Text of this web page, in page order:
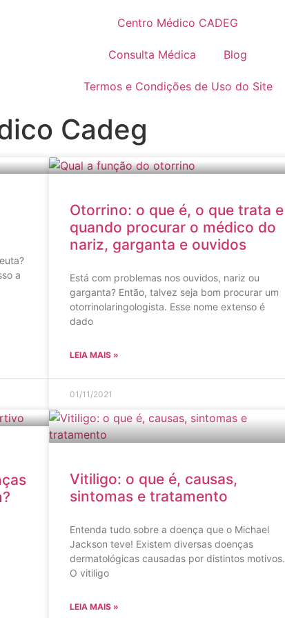
Centro Médico CADEG
Consulta Médica Blog
Termos e Condições de Uso do Site
Cadeg
a
Otorrino: o que é, o que trata e
quando procurar o médico do
nariz, garganta e ouvidos
Está com problemas nos ouvidos, nariz ou
garganta? Então, talvez seja bom procurar um
otorrinolaringologista. Esse nome extenso é
dado
LEIA MAIS »
01/11/2021
Vitiligo: o que é, causas,
sintomas e tratamento
Entenda tudo sobre a doença que o Michael
Jackson teve! Existem diversas doenças
dermatológicas causadas por distintos motivos.
O vitiligo
LEIA MAIS »